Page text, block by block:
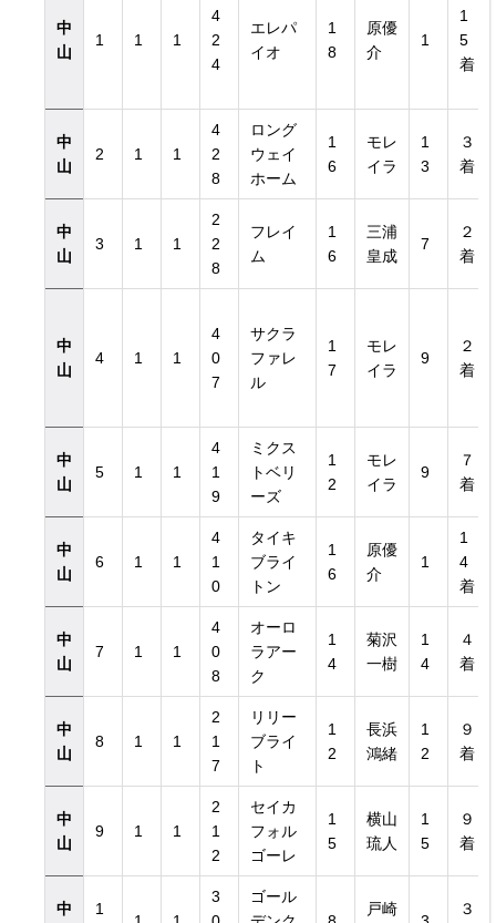
中
山
1 1 1
4
2
4
エレパ
イオ
1
8
原優
介
1
1
5
着
中
山
2 1 1
4
2
8
ロング
ウェイ
ホーム
1
6
モレ
イラ
1
3
３
着
中
山
3 1 1
2
2
8
フレイ
ム
1
6
三浦
皇成
7
２
着
中
山
4 1 1
4
0
7
サクラ
ファレ
ル
1
7
モレ
イラ
9
２
着
中
山
5 1 1
4
1
9
ミクス
トベリ
ーズ
1
2
モレ
イラ
9
７
着
中
山
6 1 1
4
1
0
タイキ
ブライ
トン
1
6
原優
介
1
1
4
着
中
山
7 1 1
4
0
8
オーロ
ラアー
ク
1
4
菊沢
一樹
1
4
４
着
中
山
8 1 1
2
1
7
リリー
ブライ
ト
1
2
長浜
鴻緒
1
2
９
着
中
山
9 1 1
2
1
2
セイカ
フォル
ゴーレ
1
5
横山
琉人
1
5
９
着
中
1
3
ゴール
戸崎
３